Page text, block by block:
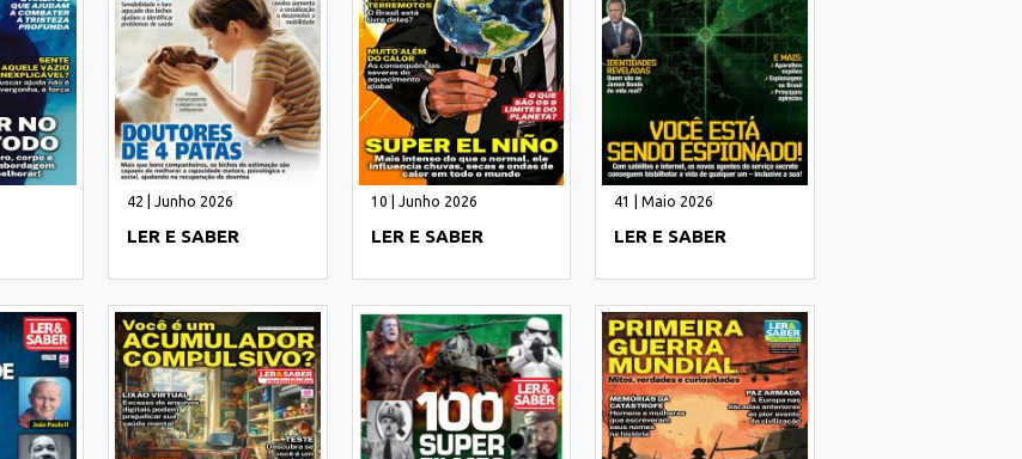
42 | Junho 2026
LER E SABER
10 | Junho 2026
LER E SABER
41 | Maio 2026
LER E SABER